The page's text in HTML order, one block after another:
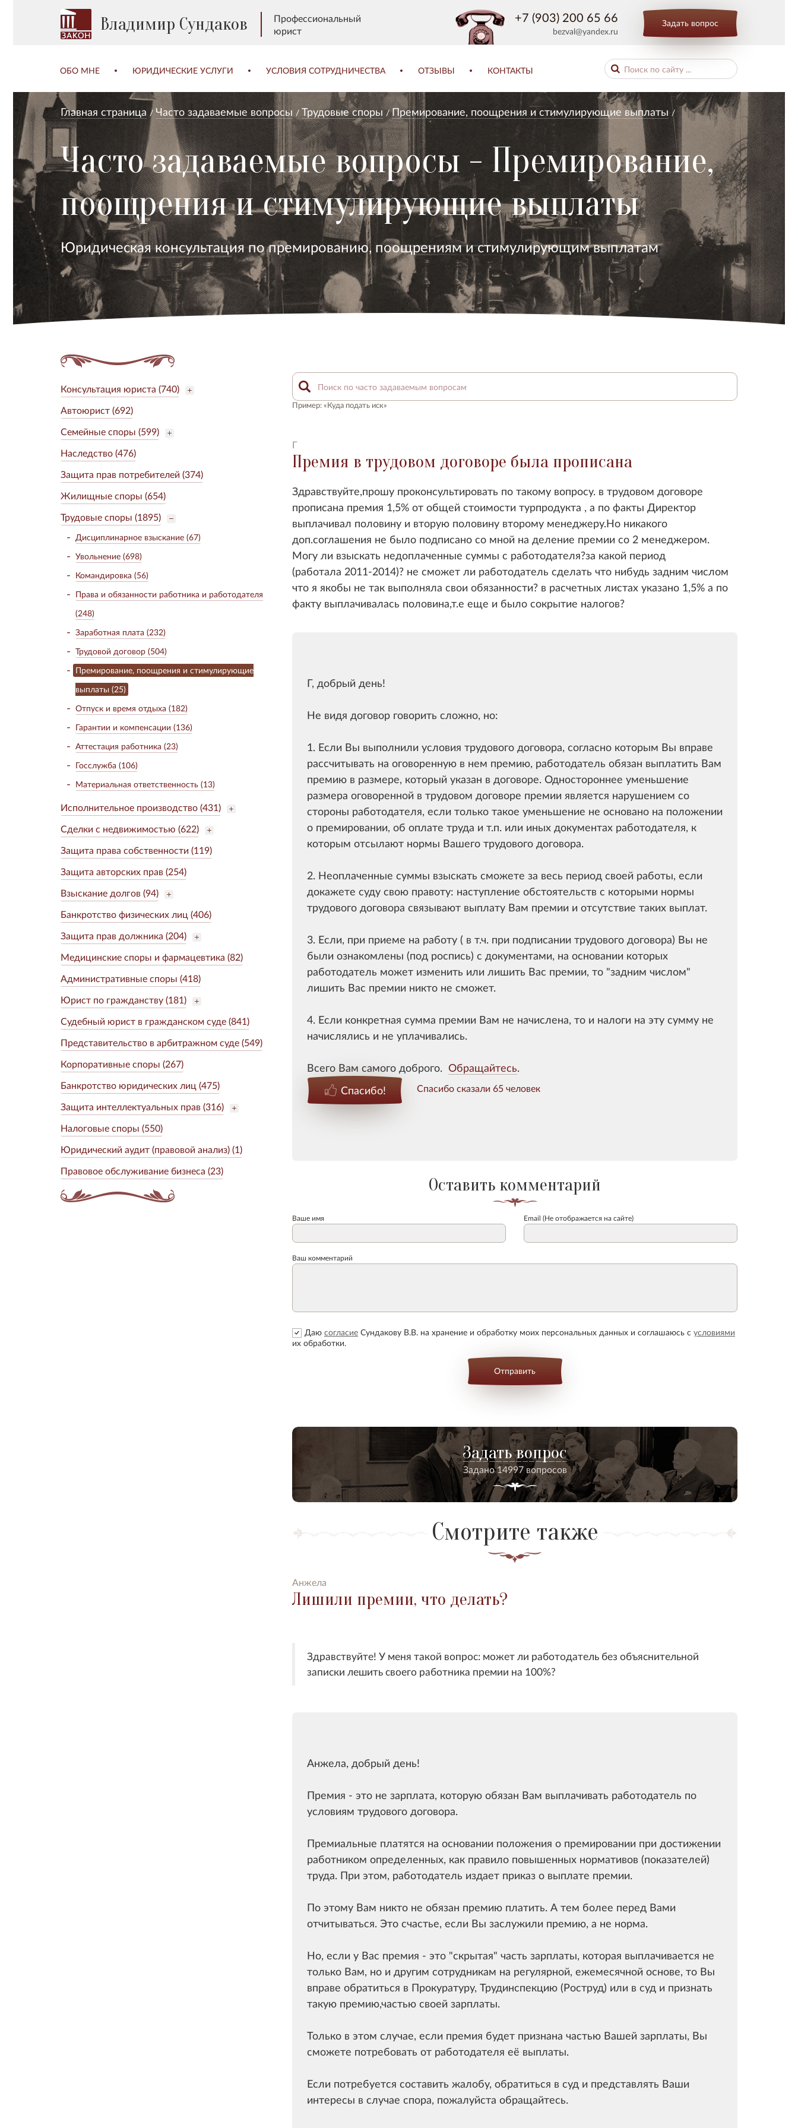
Владимир Сундаков
Профессиональный
юрист
+7 (903) 200 65 66
bezval@yandex.ru
Задать вопрос
ОБО МНЕ ЮРИДИЧЕСКИЕ УСЛУГИ УСЛОВИЯ СОТРУДНИЧЕСТВА ОТЗЫВЫ КОНТАКТЫ
Главная страница Часто задаваемые вопросы Трудовые споры Премирование, поощрения и стимулирующие выплаты
Часто задаваемые вопросы - Премирование,
поощрения и стимулирующие выплаты
Юридическая консультация по премированию, поощрениям и стимулирующим выплатам
Консультация юриста (740)
Автоюрист (692)
Семейные споры (599)
Наследство (476)
Защита прав потребителей (374)
Жилищные споры (654)
Трудовые споры (1895)
Дисциплинарное взыскание (67)
Увольнение (698)
Командировка (56)
Права и обязанности работника и работодателя
(248)
Заработная плата (232)
Трудовой договор (504)
Премирование, поощрения и стимулирующие
выплаты (25)
Отпуск и время отдыха (182)
Гарантии и компенсации (136)
Аттестация работника (23)
Госслужба (106)
Материальная ответственность (13)
Исполнительное производство (431)
Сделки с недвижимостью (622)
Защита права собственности (119)
Защита авторских прав (254)
Взыскание долгов (94)
Банкротство физических лиц (406)
Защита прав должника (204)
Медицинские споры и фармацевтика (82)
Административные споры (418)
Юрист по гражданству (181)
Судебный юрист в гражданском суде (841)
Представительство в арбитражном суде (549)
Корпоративные споры (267)
Банкротство юридических лиц (475)
Защита интеллектуальных прав (316)
Налоговые споры (550)
Юридический аудит (правовой анализ) (1)
Правовое обслуживание бизнеса (23)
Пример: «Куда подать иск»
Г
Премия в трудовом договоре была прописана
Здравствуйте,прошу проконсультировать по такому вопросу. в трудовом договоре
прописана премия 1,5% от общей стоимости турпродукта , а по факты Директор
выплачивал половину и вторую половину второму менеджеру.Но никакого
доп.соглашения не было подписано со мной на деление премии со 2 менеджером.
Могу ли взыскать недоплаченные суммы с работодателя?за какой период
(работала 2011-2014)? не сможет ли работодатель сделать что нибудь задним числом
что я якобы не так выполняла свои обязанности? в расчетных листах указано 1,5% а по
факту выплачивалась половина,т.е еще и было сокрытие налогов?
Г, добрый день!
Не видя договор говорить сложно, но:
1. Если Вы выполнили условия трудового договора, согласно которым Вы вправе
рассчитывать на оговоренную в нем премию, работодатель обязан выплатить Вам
премию в размере, который указан в договоре. Одностороннее уменьшение
размера оговоренной в трудовом договоре премии является нарушением со
стороны работодателя, если только такое уменьшение не основано на положении
о премировании, об оплате труда и т.п. или иных документах работодателя, к
которым отсылают нормы Вашего трудового договора.
2. Неоплаченные суммы взыскать сможете за весь период своей работы, если
докажете суду свою правоту: наступление обстоятельств с которыми нормы
трудового договора связывают выплату Вам премии и отсутствие таких выплат.
3. Если, при приеме на работу ( в т.ч. при подписании трудового договора) Вы не
были ознакомлены (под роспись) с документами, на основании которых
работодатель может изменить или лишить Вас премии, то "задним числом"
лишить Вас премии никто не сможет.
4. Если конкретная сумма премии Вам не начислена, то и налоги на эту сумму не
начислялись и не уплачивались.
Всего Вам самого доброго. Обращайтесь.
Спасибо!
Спасибо сказали 65 человек
Оставить комментарий
Ваше имя Email (Не отображается на сайте)
Ваш комментарий
Даю согласие Сундакову В.В. на хранение и обработку моих персональных данных и соглашаюсь с условиями
их обработки.
Отправить
Задать вопрос
Задано 14997 вопросов
Смотрите также
Анжела
Лишили премии, что делать?
Здравствуйте! У меня такой вопрос: может ли работодатель без объяснительной
записки лешить своего работника премии на 100%?
Анжела, добрый день!
Премия - это не зарплата, которую обязан Вам выплачивать работодатель по
условиям трудового договора.
Премиальные платятся на основании положения о премировании при достижении
работником определенных, как правило повышенных нормативов (показателей)
труда. При этом, работодатель издает приказ о выплате премии.
По этому Вам никто не обязан премию платить. А тем более перед Вами
отчитываться. Это счастье, если Вы заслужили премию, а не норма.
Но, если у Вас премия - это "скрытая" часть зарплаты, которая выплачивается не
только Вам, но и другим сотрудникам на регулярной, ежемесячной основе, то Вы
вправе обратиться в Прокуратуру, Трудинспекцию (Роструд) или в суд и признать
такую премию,частью своей зарплаты.
Только в этом случае, если премия будет признана частью Вашей зарплаты, Вы
сможете потребовать от работодателя её выплаты.
Если потребуется составить жалобу, обратиться в суд и представлять Ваши
интересы в случае спора, пожалуйста обращайтесь.